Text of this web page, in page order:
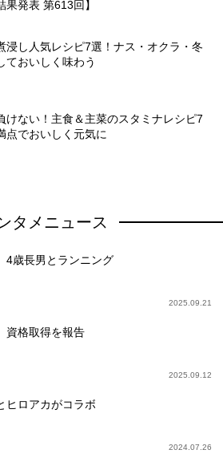
果発表 第613回】
浸し人気レシピ7選！ナス・オクラ・冬
ておいしく味わう
けない！主食＆主菜のスタミナレシピ7
点でおいしく元気に
タメニュース
4歳長男とランニング
2025.09.21
資格取得を報告
2025.09.12
ヒロアカがコラボ
2024.07.26